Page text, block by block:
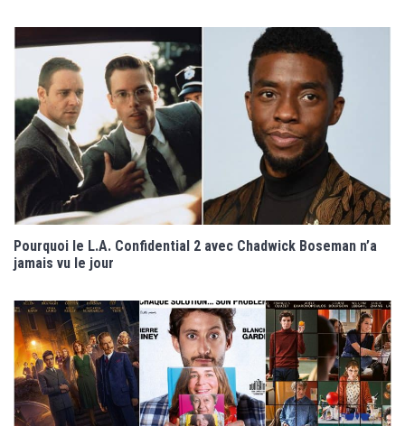
Pourquoi le L.A. Confidential 2 avec Chadwick Boseman n’a
jamais vu le jour